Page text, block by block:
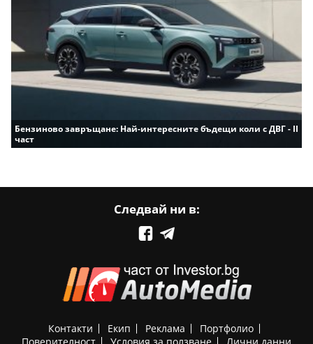
Бензиново завръщане: Най-интересните бъдещи коли с ДВГ - II
част
Следвай ни в:
Контакти Екип Реклама
Портфолио